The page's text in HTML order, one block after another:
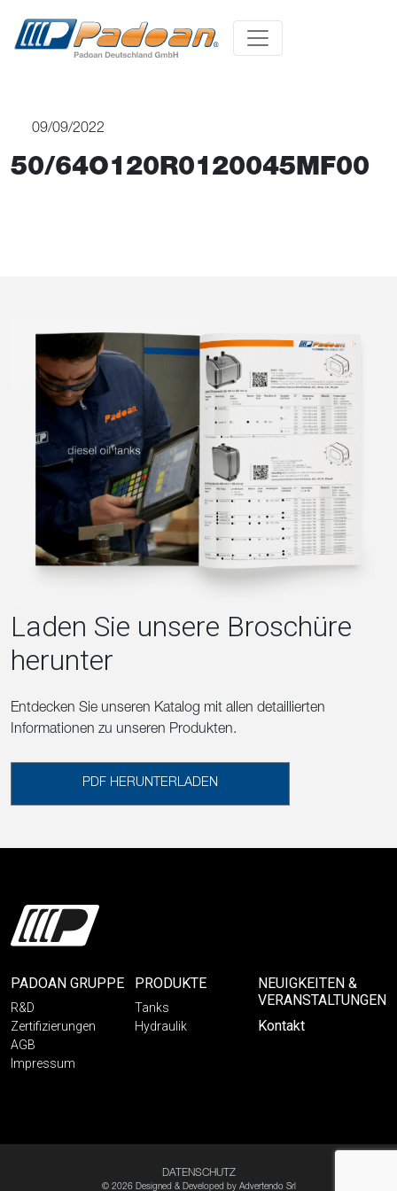
09/09/2022
50/64O120R0120045MF00
Laden Sie unsere Broschüre
herunter
Entdecken Sie unseren Katalog mit allen detaillierten
Informationen zu unseren Produkten.
PDF HERUNTERLADEN
PADOAN GRUPPE
R&D
Zertifizierungen
AGB
Impressum
PRODUKTE
Tanks
Hydraulik
NEUIGKEITEN &
VERANSTALTUNGEN
Kontakt
DATENSCHUTZ
© 2026 Designed & Developed by Advertendo Srl